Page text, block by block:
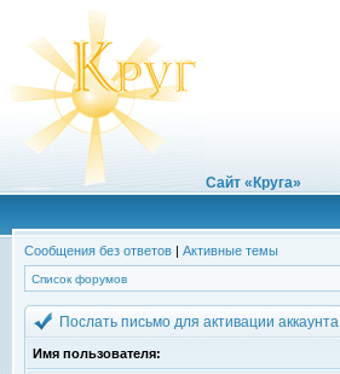
Сайт «Круга»
Сообщения без ответов | Активные темы
Список форумов
Послать письмо для активации аккаунта
Имя пользователя: